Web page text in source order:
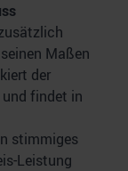
Maßen
der
findet in
stimmiges
Leistung